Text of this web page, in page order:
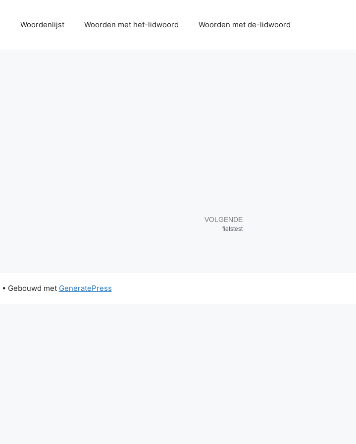
Woordenlijst Woorden met het-lidwoord Woorden met de-lidwoord
VOLGENDE
fietstest
• Gebouwd met GeneratePress